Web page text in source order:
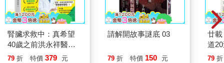
腎臟求救中：真希望
40歲之前洪永祥醫師
就告訴我這些事
79 折 特價 379 元
請解開故事謎底 03
79 折 特價 150 元
廿
道
79 折